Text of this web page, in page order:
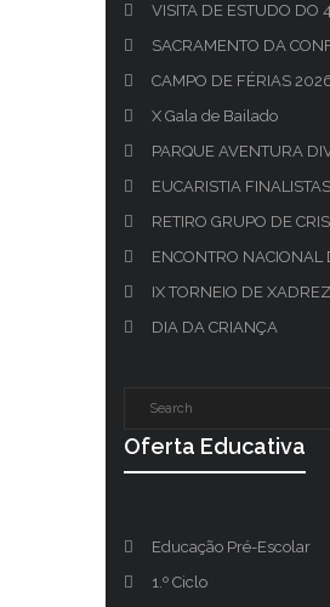
VISITA DE ESTUDO DO
SACRAMENTO DA
CAMPO DE FÉRIAS
X Gala de Bailado
PARQUE AVENTURA
EUCARISTIA
RETIRO GRUPO DE
ENCONTRO NACIONAL
IX TORNEIO DE XADREZ
DIA DA CRIANÇA
Oferta Educativa
Educação Pré-Escolar
1.º Ciclo